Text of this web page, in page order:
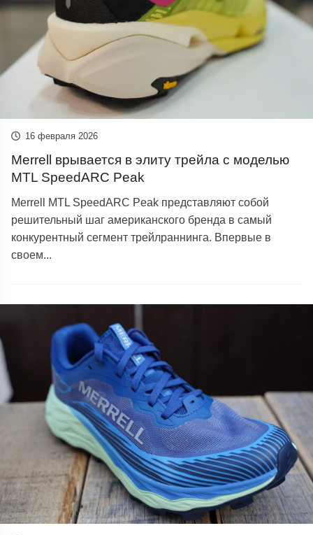
16 февраля 2026
Merrell врывается в элиту трейла с моделью
MTL SpeedARC Peak
Merrell MTL SpeedARC Peak представляют собой
решительный шаг американского бренда в самый
конкурентный сегмент трейлраннинга. Впервые в
своем...